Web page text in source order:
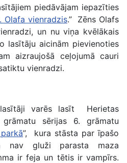
piedāvājam iepazīties
Olafa vienradzis.” Zēns Olafs
un nu viņa kvēlākais
lasītāju aicinām pievienoties
aizraujošā ceļojumā cauri
vienradzi.
varēs lasīt Herietas
grāmatu sērijas 6. grāmatu
”, kura stāsta par īpašo
nav gluži parasta maza
ir feja un tētis ir vampīrs.